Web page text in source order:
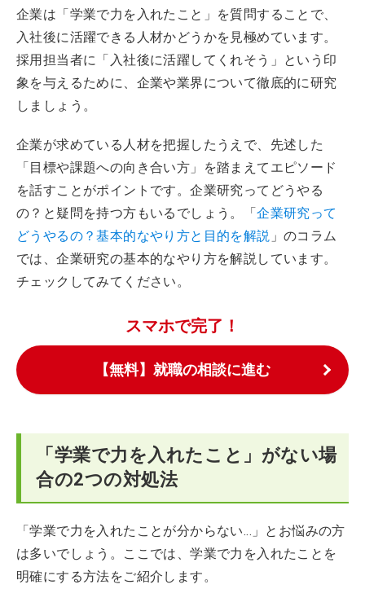
企業は「学業で力を入れたこと」を質問することで、
入社後に活躍できる人材かどうかを見極めています。
採用担当者に「入社後に活躍してくれそう」という印
象を与えるために、企業や業界について徹底的に研究
しましょう。
企業が求めている人材を把握したうえで、先述した
「目標や課題への向き合い方」を踏まえてエピソード
を話すことがポイントです。企業研究ってどうやる
の？と疑問を持つ方もいるでしょう。「企業研究って
どうやるの？基本的なやり方と目的を解説 」のコラム
では、企業研究の基本的なやり方を解説しています。
チェックしてみてください。
スマホで完了！
【無料】就職の相談に進む
「学業で力を入れたこと」がない場
合の2つの対処法
「学業で力を入れたことが分からない...」とお悩みの方
は多いでしょう。ここでは、学業で力を入れたことを
明確にする方法をご紹介します。